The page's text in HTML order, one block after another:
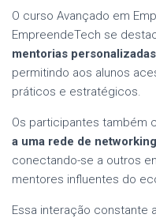
O curso Avançado em
EmpreendeTech se
mentorias
permitindo aos alunos
práticos e estratégicos.
Os participantes também
a uma rede de
conectando-se a outros
mentores influentes do
Essa interação constante